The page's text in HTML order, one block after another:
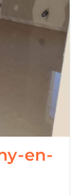
en-